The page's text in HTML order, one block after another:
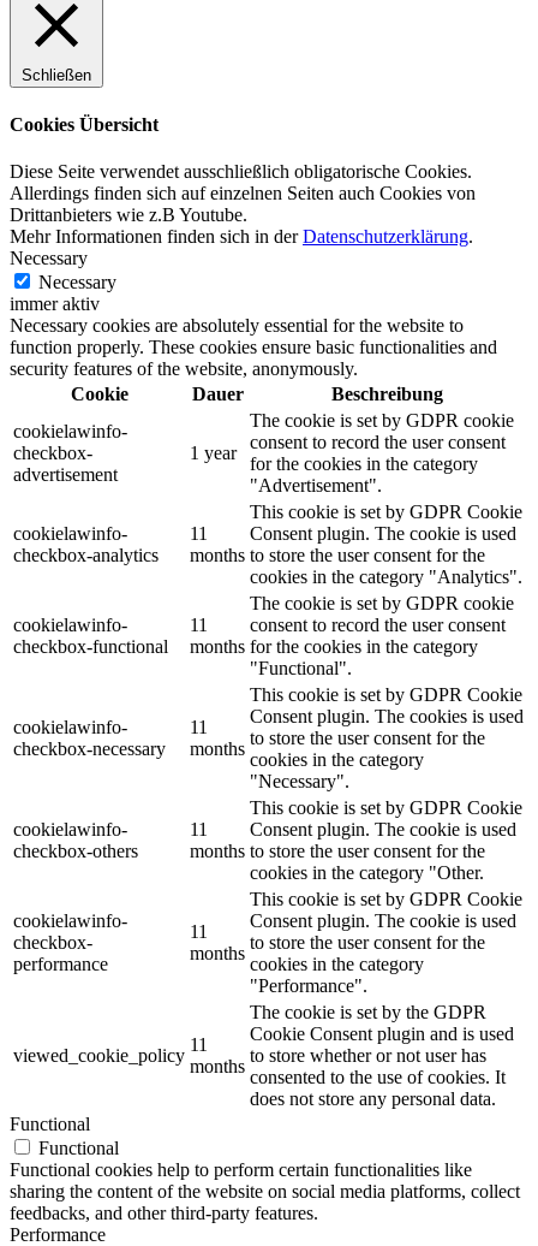
Schließen
Cookies Übersicht
Diese Seite verwendet ausschließlich obligatorische Cookies.
Allerdings finden sich auf einzelnen Seiten auch Cookies von
Drittanbieters wie z.B Youtube.
Mehr Informationen finden sich in derDatenschutzerklärung.
Necessary
Necessary
immer aktiv
Necessary cookies are absolutely essential for the website to
function properly. These cookies ensure basic functionalities and
security features of the website, anonymously.
Cookie
Dauer
Beschreibung
cookielawinfo-
checkbox-
advertisement
1 year
The cookie is set by GDPR cookie
consent to record the user consent
for the cookies in the category
"Advertisement".
cookielawinfo-
checkbox-analytics
11
months
This cookie is set by GDPR Cookie
Consent plugin. The cookie is used
to store the user consent for the
cookies in the category "Analytics".
cookielawinfo-
checkbox-functional
11
months
The cookie is set by GDPR cookie
consent to record the user consent
for the cookies in the category
"Functional".
cookielawinfo-
checkbox-necessary
11
months
This cookie is set by GDPR Cookie
Consent plugin. The cookies is used
to store the user consent for the
cookies in the category
"Necessary".
cookielawinfo-
checkbox-others
11
months
This cookie is set by GDPR Cookie
Consent plugin. The cookie is used
to store the user consent for the
cookies in the category "Other.
cookielawinfo-
checkbox-
performance
11
months
This cookie is set by GDPR Cookie
Consent plugin. The cookie is used
to store the user consent for the
cookies in the category
"Performance".
viewed_cookie_policy
11
months
The cookie is set by the GDPR
Cookie Consent plugin and is used
to store whether or not user has
consented to the use of cookies. It
does not store any personal data.
Functional
Functional
Functional cookies help to perform certain functionalities like
sharing the content of the website on social media platforms, collect
feedbacks, and other third-party features.
Performance